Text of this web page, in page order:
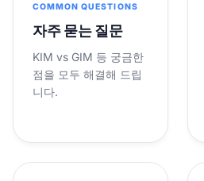
COMMON QUESTIONS
자주 묻는 질문
KIM vs GIM 등 궁금한
점을 모두 해결해 드립
니다.